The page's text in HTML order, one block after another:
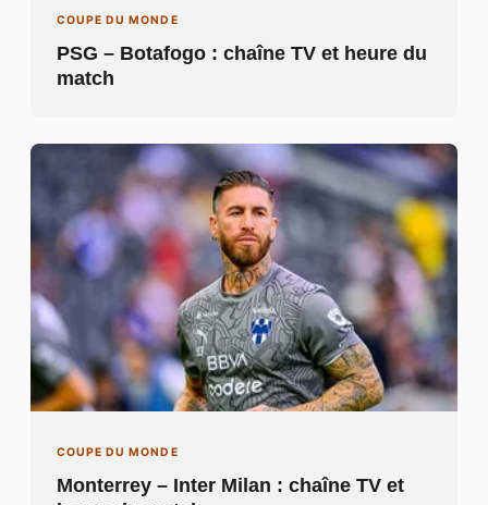
COUPE DU MONDE
PSG – Botafogo : chaîne TV et heure du
match
COUPE DU MONDE
Monterrey – Inter Milan : chaîne TV et